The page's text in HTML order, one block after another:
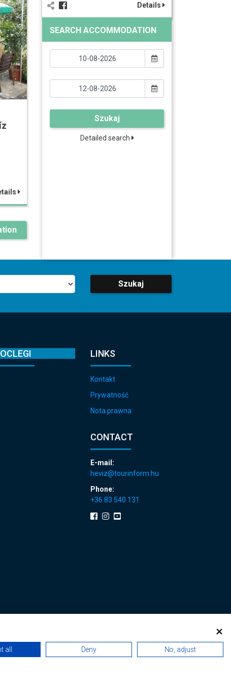
all Deny No, adjust
Details
SEARCH ACCOMMODATION
Szukaj
Detailed search
Szukaj
LINKS
Kontakt
Prywatność
Nota prawna
CONTACT
E-mail:
heviz@tourinform.hu
Phone:
+36 83 540 131
renewals|Sitemap